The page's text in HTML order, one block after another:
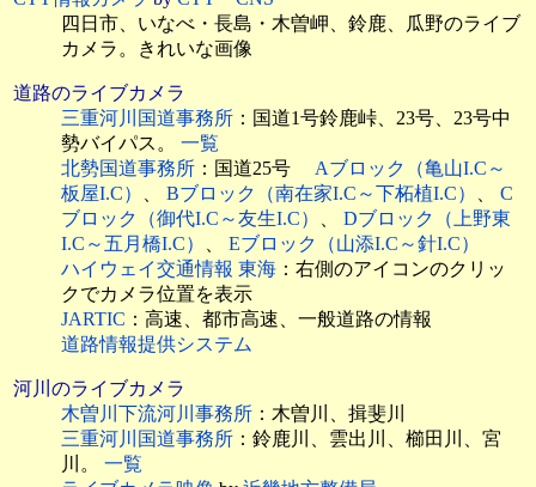
四日市、いなべ・長島・木曽岬、鈴鹿、瓜野のライブ
カメラ。きれいな画像
道路のライブカメラ
三重河川国道事務所 ：国道1号鈴鹿峠、23号、23号中
勢バイパス。 一覧
北勢国道事務所 ：国道25号 Aブロック（亀山I.C～
板屋I.C）
、 Bブロック（南在家I.C～下柘植I.C） 、 C
ブロック（御代I.C～友生I.C）
、 Dブロック（上野東
I.C～五月橋I.C）
、 Eブロック（山添I.C～針I.C）
ハイウェイ交通情報 東海 ：右側のアイコンのクリッ
クでカメラ位置を表示
JARTIC ：高速、都市高速、一般道路の情報
道路情報提供システム
河川のライブカメラ
木曽川下流河川事務所 ：木曽川、揖斐川
三重河川国道事務所 ：鈴鹿川、雲出川、櫛田川、宮
川。 一覧